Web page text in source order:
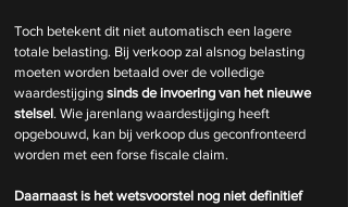
Toch betekent dit niet automatisch een lagere
totale belasting. Bij verkoop zal alsnog belasting
moeten worden betaald over de volledige
waardestijging sinds de invoering van het nieuwe
stelsel. Wie jarenlang waardestijging heeft
opgebouwd, kan bij verkoop dus geconfronteerd
worden met een forse fiscale claim.
Daarnaast is het wetsvoorstel nog niet definitief